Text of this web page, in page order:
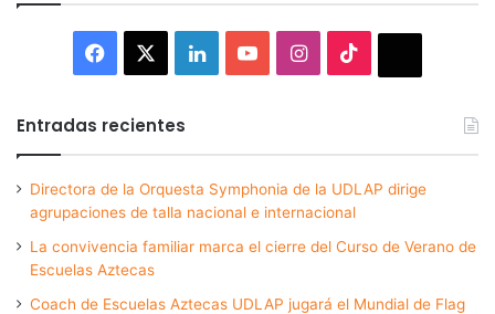
Facebook LinkedInYouTubeInstagram
Entradas recientes
Directora de la Orquesta Symphonia de la UDLAP dirige
agrupaciones de talla nacional e internacional
La convivencia familiar marca el cierre del Curso de Verano de
Escuelas Aztecas
Coach de Escuelas Aztecas UDLAP jugará el Mundial de Flag